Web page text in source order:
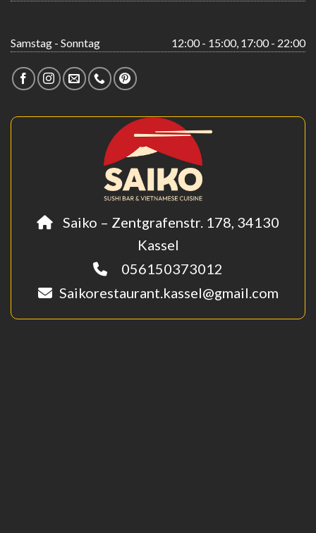
Samstag - Sonntag 12:00 - 15:00, 17:00 - 22:00
Saiko – Zentgrafenstr. 178, 34130
Kassel
056150373012
Saikorestaurant.kassel@gmail.com